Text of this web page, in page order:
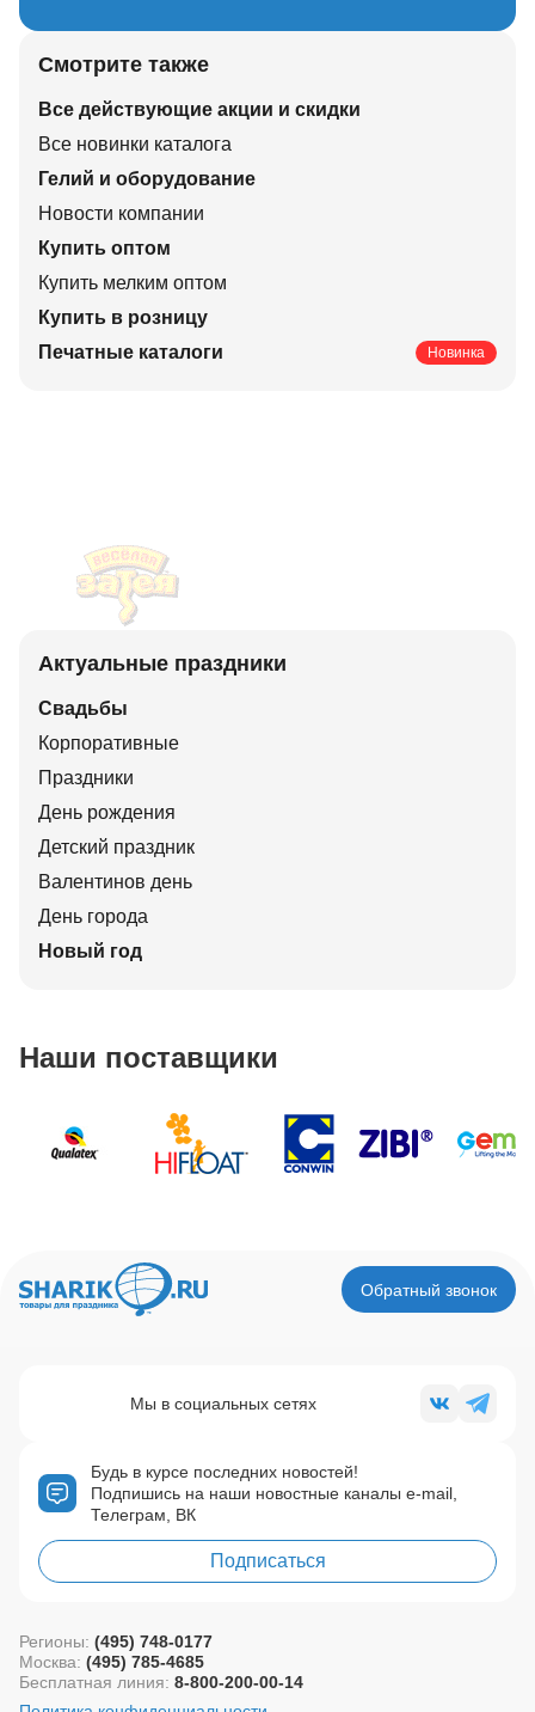
Смотрите также
Все действующие акции и скидки
Все новинки каталога
Гелий и оборудование
Новости компании
Купить оптом
Купить мелким оптом
Купить в розницу
Печатные каталоги
Новинка
Актуальные праздники
Свадьбы
Корпоративные
Праздники
День рождения
Детский праздник
Валентинов день
День города
Новый год
Наши поставщики
Обратный звонок
Будь в курсе последних новостей!
Подпишись на наши новостные каналы e-mail,
Телеграм, ВК
Подписаться
Мы в социальных сетях
Регионы: (495) 748-0177
Москва: (495) 785-4685
Бесплатная линия: 8-800-200-00-14